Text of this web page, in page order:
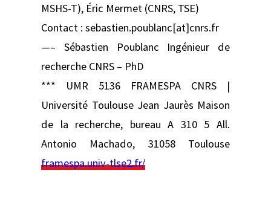
MSHS-T), Éric Mermet (CNRS, TSE)
Contact : sebastien.poublanc[at]cnrs.fr
—– Sébastien Poublanc Ingénieur de
recherche CNRS – PhD
*** UMR 5136 FRAMESPA CNRS |
Université Toulouse Jean Jaurès Maison
de la recherche, bureau A 310 5 All.
Antonio Machado, 31058 Toulouse
framespa.univ-tlse2.fr/